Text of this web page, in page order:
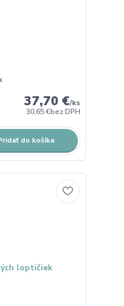
37,70 €/ks
30,65 €bez DPH
do košíka